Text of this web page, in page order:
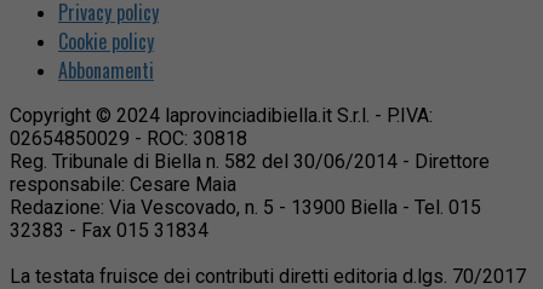
Privacy policy
Cookie policy
Abbonamenti
Copyright © 2024 laprovinciadibiella.it S.r.l. - P.IVA:
02654850029 - ROC: 30818
Reg. Tribunale di Biella n. 582 del 30/06/2014 - Direttore
responsabile: Cesare Maia
Redazione: Via Vescovado, n. 5 - 13900 Biella - Tel. 015
32383 - Fax 015 31834
La testata fruisce dei contributi diretti editoria d.lgs. 70/2017